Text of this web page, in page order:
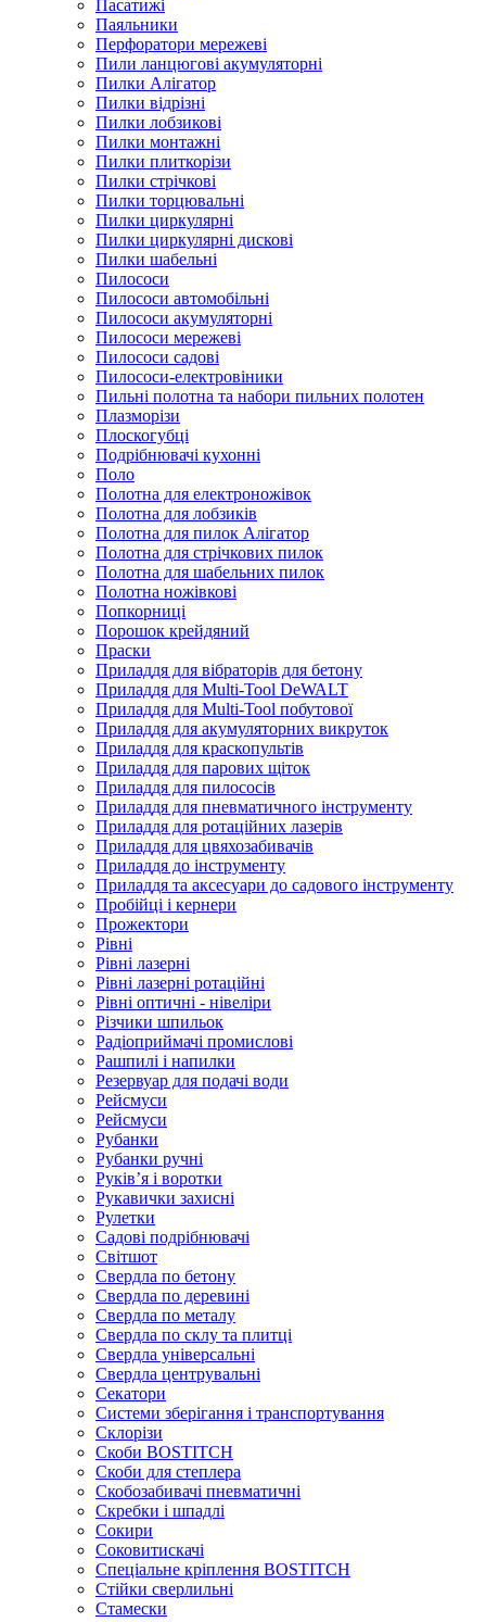
Пасатижі
Паяльники
Перфоратори мережеві
Пили ланцюгові акумуляторні
Пилки Алігатор
Пилки відрізні
Пилки лобзикові
Пилки монтажні
Пилки плиткорізи
Пилки стрічкові
Пилки торцювальні
Пилки циркулярні
Пилки циркулярні дискові
Пилки шабельні
Пилососи
Пилососи автомобільні
Пилососи акумуляторні
Пилососи мережеві
Пилососи садові
Пилососи-електровіники
Пильні полотна та набори пильних полотен
Плазморізи
Плоскогубці
Подрібнювачі кухонні
Поло
Полотна для електроножівок
Полотна для лобзиків
Полотна для пилок Алігатор
Полотна для стрічкових пилок
Полотна для шабельних пилок
Полотна ножівкові
Попкорниці
Порошок крейдяний
Праски
Приладдя для вібраторів для бетону
Приладдя для Multi-Tool DeWALT
Приладдя для Multi-Tool побутової
Приладдя для акумуляторних викруток
Приладдя для краскопультів
Приладдя для парових щіток
Приладдя для пилососів
Приладдя для пневматичного інструменту
Приладдя для ротаційних лазерів
Приладдя для цвяхозабивачів
Приладдя до інструменту
Приладдя та аксесуари до садового інструменту
Пробійці і кернери
Прожектори
Рівні
Рівні лазерні
Рівні лазерні ротаційні
Рівні оптичні - нівеліри
Різчики шпильок
Радіоприймачі промислові
Рашпилі і напилки
Резервуар для подачі води
Рейсмуси
Рейсмуси
Рубанки
Рубанки ручні
Руківʼя і воротки
Рукавички захисні
Рулетки
Садові подрібнювачі
Світшот
Свердла по бетону
Свердла по деревині
Свердла по металу
Свердла по склу та плитці
Свердла універсальні
Свердла центрувальні
Секатори
Системи зберігання і транспортування
Склорізи
Скоби BOSTITCH
Скоби для степлера
Скобозабивачі пневматичні
Скребки і шпадлі
Сокири
Соковитискачі
Спеціальне кріплення BOSTITCH
Стійки сверлильні
Стамески